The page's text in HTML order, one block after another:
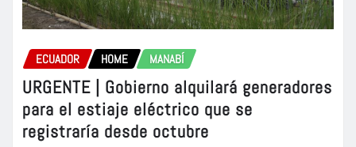
ECUADOR HOME MANABÍ
URGENTE | Gobierno alquilará generadores
para el estiaje eléctrico que se
registraría desde octubre